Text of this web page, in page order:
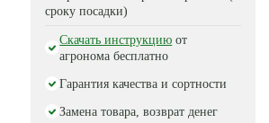
сроку посадки)
Скачать инструкцию от
агронома бесплатно
Гарантия качества и сортности
Замена товара, возврат денег